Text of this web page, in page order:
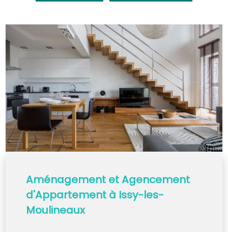
Aménagement et Agencement
d'Appartement à Issy-les-
Moulineaux